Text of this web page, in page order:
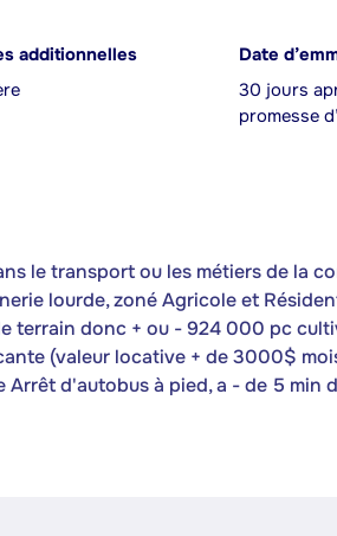
additionnelles
Date
30 jours
promesse
le transport ou les métiers de la
lourde, zoné Agricole et
terrain donc + ou - 924 000 pc
(valeur locative + de 3000$
d'autobus à pied, a - de 5 min